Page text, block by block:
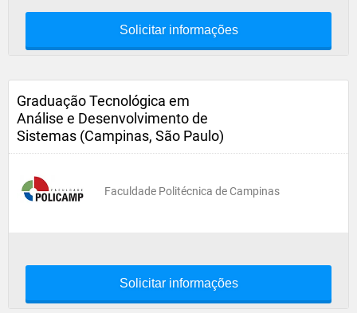
Solicitar informações
Graduação Tecnológica em
Análise e Desenvolvimento de
Sistemas (Campinas, São Paulo)
Faculdade Politécnica de Campinas
Solicitar informações